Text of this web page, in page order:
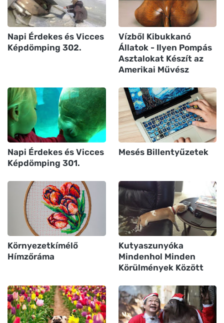
Napi Érdekes és Vicces
Képdömping 302.
Vízből Kibukkanó
Állatok - Ilyen Pompás
Asztalokat Készít az
Amerikai Művész
Napi Érdekes és Vicces
Képdömping 301.
Mesés Billentyűzetek
Környezetkímélő
Hímzőráma
Kutyaszunyóka
Mindenhol Minden
Körülmények Között